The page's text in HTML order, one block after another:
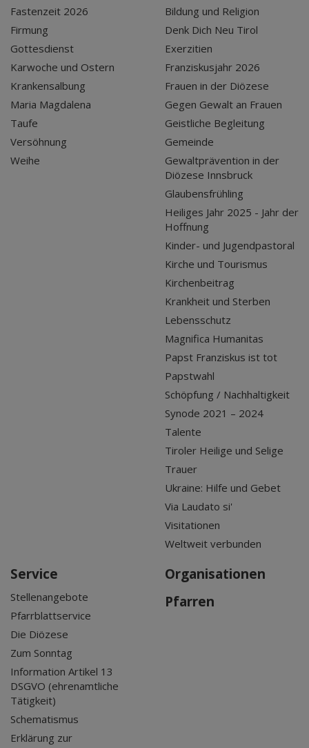
Fastenzeit 2026
Firmung
Gottesdienst
Karwoche und Ostern
Krankensalbung
Maria Magdalena
Taufe
Versöhnung
Weihe
Bildung und Religion
Denk Dich Neu Tirol
Exerzitien
Franziskusjahr 2026
Frauen in der Diözese
Gegen Gewalt an Frauen
Geistliche Begleitung
Gemeinde
Gewaltprävention in der
Diözese Innsbruck
Glaubensfrühling
Heiliges Jahr 2025 - Jahr der
Hoffnung
Kinder- und Jugendpastoral
Kirche und Tourismus
Kirchenbeitrag
Krankheit und Sterben
Lebensschutz
Magnifica Humanitas
Papst Franziskus ist tot
Papstwahl
Schöpfung / Nachhaltigkeit
Synode 2021 – 2024
Talente
Tiroler Heilige und Selige
Trauer
Ukraine: Hilfe und Gebet
Via Laudato si'
Visitationen
Weltweit verbunden
Service
Stellenangebote
Pfarrblattservice
Die Diözese
Zum Sonntag
Information Artikel 13
DSGVO (ehrenamtliche
Tätigkeit)
Schematismus
Erklärung zur
Organisationen
Pfarren